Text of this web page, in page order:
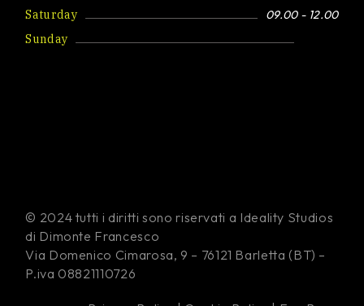
Saturday
09.00 - 12.00
Sunday
© 2024 tutti i diritti sono riservati a Ideality Studios
di Dimonte Francesco
Via Domenico Cimarosa, 9 – 76121 Barletta (BT) –
P.iva 08821110726